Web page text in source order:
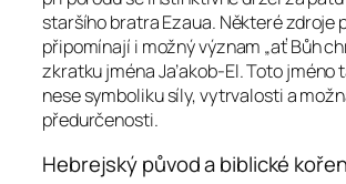
staršího bratra Ezaua. Některé zdroje
připomínají i možný význam „ať Bůh
zkratku jména Ja’akob-El. Toto jméno
nese symboliku síly, vytrvalosti a
předurčenosti.
Hebrejský původ a biblické